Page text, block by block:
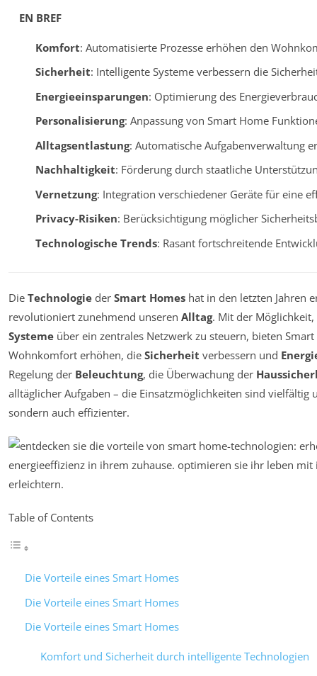
EN BREF
Komfort: Automatisierte Prozesse erhöhen den
Sicherheit: Intelligente Systeme verbessern die
Energieeinsparungen: Optimierung des
Personalisierung: Anpassung von Smart Home
Alltagsentlastung: Automatische Aufgabenverwaltung
Nachhaltigkeit: Förderung durch staatliche
Vernetzung: Integration verschiedener Geräte für eine
Privacy-Risiken: Berücksichtigung möglicher
Technologische Trends: Rasant fortschreitende
Die Technologie der Smart Homes hat in den letzten Jahren
revolutioniert zunehmend unseren Alltag. Mit der
Systeme über ein zentrales Netzwerk zu steuern, bieten
Wohnkomfort erhöhen, die Sicherheit verbessern und
Regelung der Beleuchtung, die Überwachung der
alltäglicher Aufgaben – die Einsatzmöglichkeiten sind vielfältig
sondern auch effizienter.
Table of Contents
Die Vorteile eines Smart Homes
Die Vorteile eines Smart Homes
Die Vorteile eines Smart Homes
Komfort und Sicherheit durch intelligente Technologien